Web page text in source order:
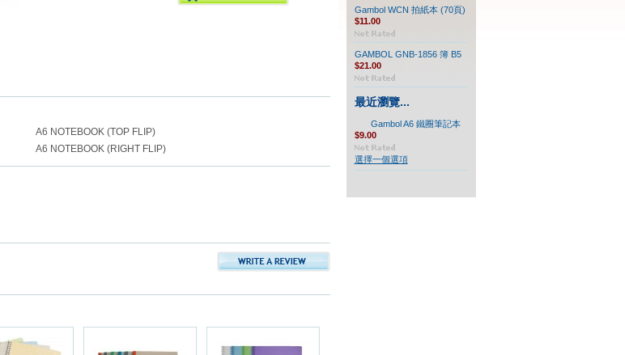
A6 NOTEBOOK (TOP FLIP)
A6 NOTEBOOK (RIGHT FLIP)
Gambol WCN 拍紙本 (70頁)
$11.00
GAMBOL GNB-1856 簿 B5
$21.00
最近瀏覽...
Gambol A6 鐵圈筆記本
$9.00
選擇一個選項